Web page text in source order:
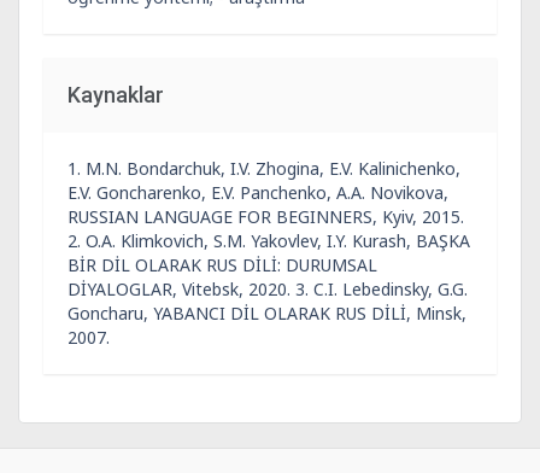
Kaynaklar
1. M.N. Bondarchuk, I.V. Zhogina, E.V. Kalinichenko,
E.V. Goncharenko, E.V. Panchenko, A.A. Novikova,
RUSSIAN LANGUAGE FOR BEGINNERS, Kyiv, 2015.
2. O.A. Klimkovich, S.M. Yakovlev, I.Y. Kurash, BAŞKA
BİR DİL OLARAK RUS DİLİ: DURUMSAL
DİYALOGLAR, Vitebsk, 2020. 3. C.I. Lebedinsky, G.G.
Goncharu, YABANCI DİL OLARAK RUS DİLİ, Minsk,
2007.